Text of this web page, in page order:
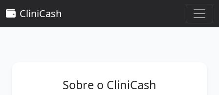
CliniCash
Sobre o CliniCash